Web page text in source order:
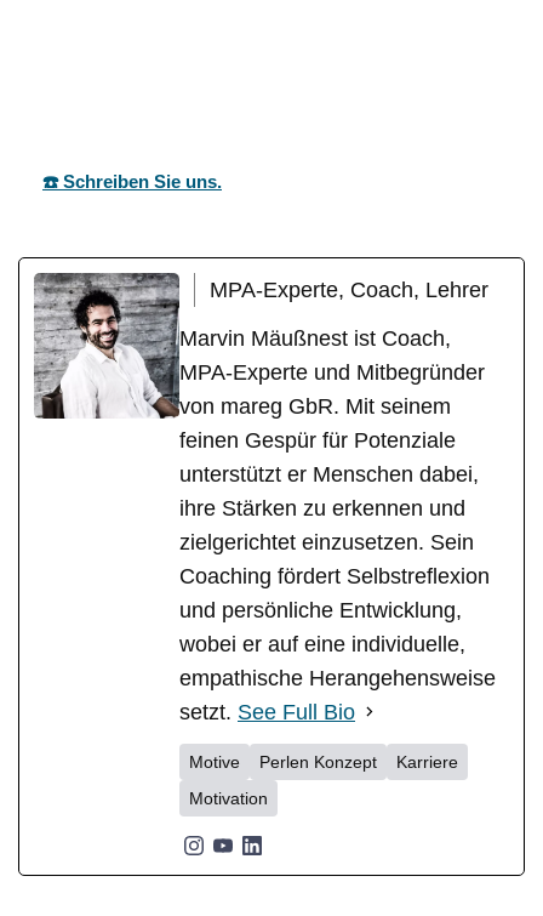
☎️ Schreiben Sie uns.
MPA-Experte, Coach, Lehrer
Marvin Mäußnest ist Coach,
MPA-Experte und Mitbegründer
von mareg GbR. Mit seinem
feinen Gespür für Potenziale
unterstützt er Menschen dabei,
ihre Stärken zu erkennen und
zielgerichtet einzusetzen. Sein
Coaching fördert Selbstreflexion
und persönliche Entwicklung,
wobei er auf eine individuelle,
empathische Herangehensweise
setzt. See Full Bio
Motive Perlen Konzept
Karriere
Motivation